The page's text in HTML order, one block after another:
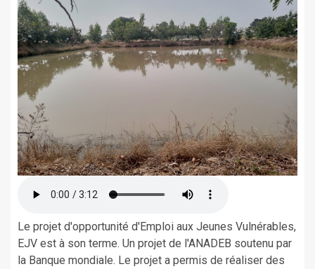
Le projet d'opportunité d'Emploi aux Jeunes Vulnérables,
EJV est à son terme. Un projet de l'ANADEB soutenu par
la Banque mondiale. Le projet a permis de réaliser des